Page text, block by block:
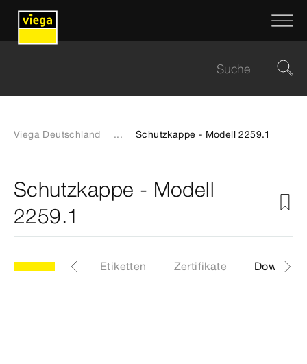
Viega Deutschland ... Schutzkappe - Modell 2259.1
Schutzkappe - Modell
2259.1
Artikel Etiketten Zertifikate